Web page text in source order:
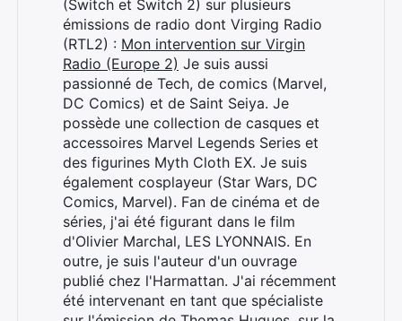
(Switch et Switch 2) sur plusieurs
émissions de radio dont Virging Radio
(RTL2) : Mon intervention sur Virgin
Radio (Europe 2) Je suis aussi
passionné de Tech, de comics (Marvel,
DC Comics) et de Saint Seiya. Je
possède une collection de casques et
accessoires Marvel Legends Series et
des figurines Myth Cloth EX. Je suis
également cosplayeur (Star Wars, DC
Comics, Marvel). Fan de cinéma et de
séries, j'ai été figurant dans le film
d'Olivier Marchal, LES LYONNAIS. En
outre, je suis l'auteur d'un ouvrage
publié chez l'Harmattan. J'ai récemment
été intervenant en tant que spécialiste